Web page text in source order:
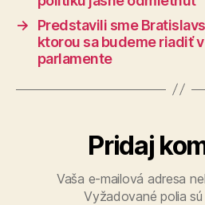
→
Predstavili sme
ktorou sa budeme riadiť
parlamente
Pridaj
Vaša e-mailová adresa
Vyžadované polia